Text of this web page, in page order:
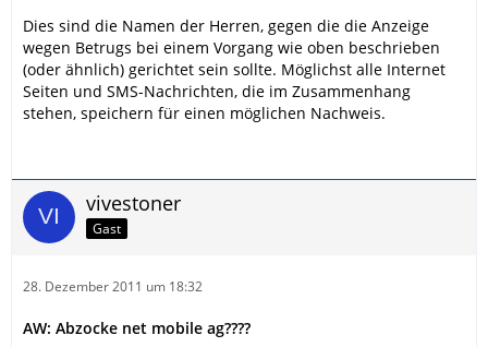
Dies sind die Namen der Herren, gegen die die Anzeige
wegen Betrugs bei einem Vorgang wie oben beschrieben
(oder ähnlich) gerichtet sein sollte. Möglichst alle Internet
Seiten und SMS-Nachrichten, die im Zusammenhang
stehen, speichern für einen möglichen Nachweis.
vivestoner
Gast
28. Dezember 2011 um 18:32
AW: Abzocke net mobile ag????